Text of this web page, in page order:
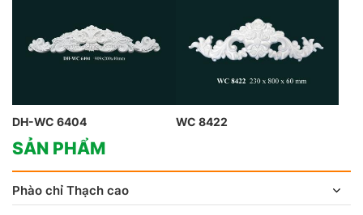
DH-WC 6404 WC 8422
SẢN PHẨM
Phào chỉ Thạch cao